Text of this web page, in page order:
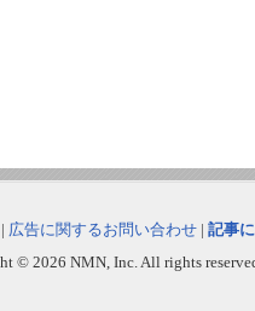
| 広告に関するお問い合わせ | 記事
© 2026 NMN, Inc. All rights